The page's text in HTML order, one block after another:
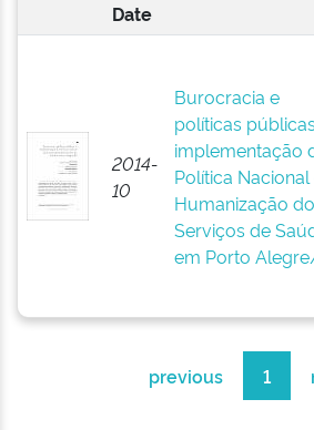
Date
2014-
10
Burocracia e
políticas
implementação
Política Nacional
Humanização
Serviços de
em Porto
previous 1